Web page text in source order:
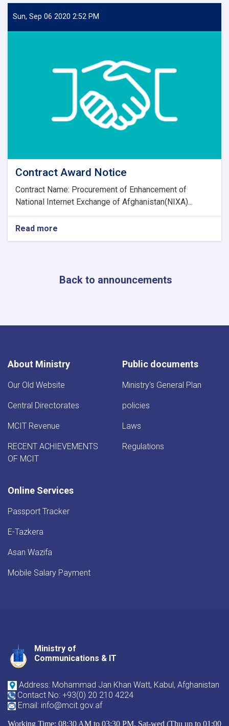
Announcement
of
Sun, Sep 06 2020 2:52 PM
Contract Award Notice
Contract Name: Procurement of Enhancement of
National Internet Exchange of Afghanistan(NIXA)...
Read more
Contract
Back to announcements
About Ministry
Our Old Website
Central Directorates
MCIT Revenue
RECENT ACHIEVEMENTS
OF MCIT
Public documents
Ministry's General Plan
policies
Laws
Regulations
Online Services
Passport Tracker
E-Tazkera
Asan Wazifa
Mobile Salary Payment
Ministry of
Communications & IT
Address: Mohammad Jan Khan Watt, Kabul, Afghanistan
Contact No: +93(0) 20 210 4224
Email: info@mcit.gov.af
Working Time: 08:30 AM to 03:30 PM, Sat-wed (Thu up to 01:00